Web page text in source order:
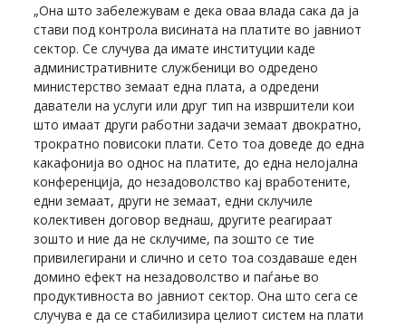
„Она што забележувам е дека оваа влада сака да ја
стави под контрола висината на платите во јавниот
сектор. Се случува да имате институции каде
административните службеници во одредено
министерство земаат една плата, а одредени
даватели на услуги или друг тип на извршители кои
што имаат други работни задачи земаат двократно,
трократно повисоки плати. Сето тоа доведе до една
какафонија во однос на платите, до една нелојална
конференција, до незадоволство кај вработените,
едни земаат, други не земаат, едни склучиле
колективен договор веднаш, другите реагираат
зошто и ние да не склучиме, па зошто се тие
привилегирани и слично и сето тоа создаваше еден
домино ефект на незадоволство и паѓање во
продуктивноста во јавниот сектор. Она што сега се
случува е да се стабилизира целиот систем на плати